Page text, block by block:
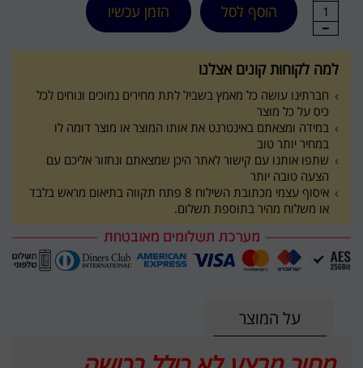
1 הוסף לסל הזמן עכשיו
למה לקוחות קונים אצלנו
חברתינו עושה כל מאמץ בשביל לתת מחירים נמוכים ונוחים לכל
כיס על כל מוצר
במידה ומצאתם באינטרנט את אותו המוצר או מוצר דומה לו
במחיר יותר טוב
שתפו אותנו עם קישור לאתר היכן שמצאתם ונחזור אליכם עם
הצעה טובה יותר
איסוף עצמי מכתובת השילוח 8 פתח תקווה בתיאום מראש בלבד
או משלוח מהיר בתוספת תשלום.
על המוצר